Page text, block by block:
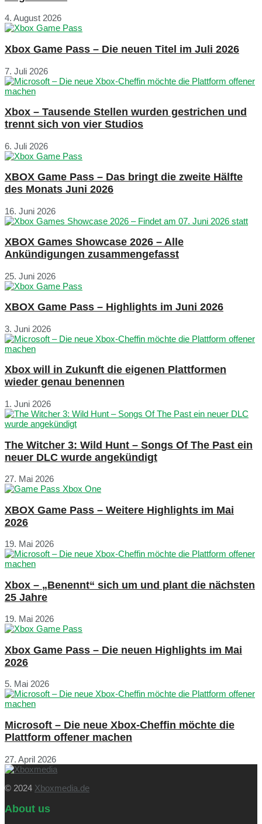
4. August 2026
Xbox Game Pass – Die neuen Titel im Juli 2026
7. Juli 2026
Xbox – Tausende Stellen wurden gestrichen und
trennt sich von vier Studios
6. Juli 2026
XBOX Game Pass – Das bringt die zweite Hälfte
des Monats Juni 2026
16. Juni 2026
XBOX Games Showcase 2026 – Alle
Ankündigungen zusammengefasst
25. Juni 2026
XBOX Game Pass – Highlights im Juni 2026
3. Juni 2026
Xbox will in Zukunft die eigenen Plattformen
wieder genau benennen
1. Juni 2026
The Witcher 3: Wild Hunt – Songs Of The Past ein
neuer DLC wurde angekündigt
27. Mai 2026
XBOX Game Pass – Weitere Highlights im Mai
2026
19. Mai 2026
Xbox – „Benennt“ sich um und plant die nächsten
25 Jahre
19. Mai 2026
Xbox Game Pass – Die neuen Highlights im Mai
2026
5. Mai 2026
Microsoft – Die neue Xbox-Cheffin möchte die
Plattform offener machen
27. April 2026
© 2024 Xboxmedia.de
About us